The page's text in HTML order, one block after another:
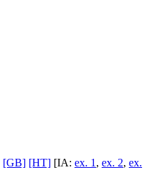
[GB] [HT] [IA: ex. 1 , ex. 2, ex.